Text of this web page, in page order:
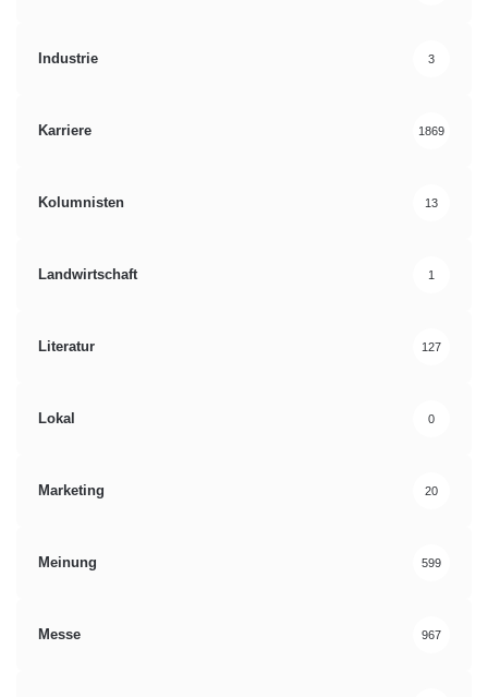
Industrie 3
Karriere 1869
Kolumnisten 13
Landwirtschaft 1
Literatur 127
Lokal 0
Marketing 20
Meinung 599
Messe 967